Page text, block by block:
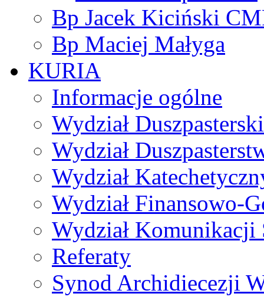
Bp Jacek Kiciński
Bp Maciej Małyga
KURIA
Informacje ogólne
Wydział Duszpasterski
Wydział
Wydział
Wydział Finansowo-
Wydział Komunikacji
Referaty
Synod Archidiecezji